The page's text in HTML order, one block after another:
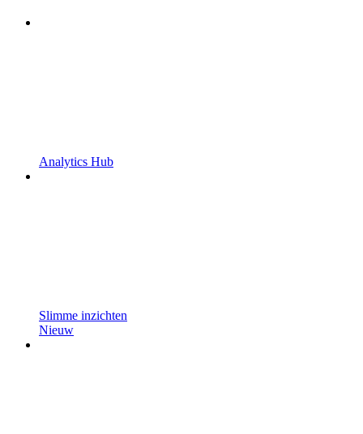
Analytics Hub
Slimme inzichten
Nieuw